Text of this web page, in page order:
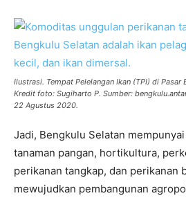
Ilustrasi. Tempat Pelelangan Ikan (TPI) di Pasar
Kredit foto: Sugiharto P. Sumber:
22 Agustus 2020.
Jadi, Bengkulu Selatan
tanaman pangan, hortikultura,
perikanan tangkap, dan perikanan
mewujudkan pembangunan